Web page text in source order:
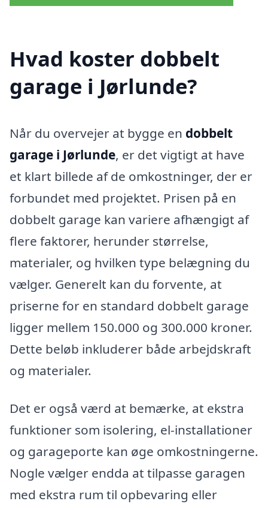
Hvad koster dobbelt
garage i Jørlunde?
Når du overvejer at bygge en dobbelt
garage i Jørlunde, er det vigtigt at have
et klart billede af de omkostninger, der er
forbundet med projektet. Prisen på en
dobbelt garage kan variere afhængigt af
flere faktorer, herunder størrelse,
materialer, og hvilken type belægning du
vælger. Generelt kan du forvente, at
priserne for en standard dobbelt garage
ligger mellem 150.000 og 300.000 kroner.
Dette beløb inkluderer både arbejdskraft
og materialer.
Det er også værd at bemærke, at ekstra
funktioner som isolering, el-installationer
og garageporte kan øge omkostningerne.
Nogle vælger endda at tilpasse garagen
med ekstra rum til opbevaring eller